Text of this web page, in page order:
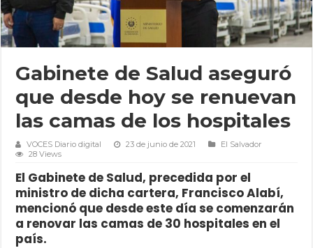
Gabinete de Salud aseguró
que desde hoy se renuevan
las camas de los hospitales
VOCES Diario digital 23 de junio de 2021
El Salvador
28 Views
El Gabinete de Salud, precedida por el
ministro de dicha cartera, Francisco Alabí,
mencionó que desde este día se comenzarán
a renovar las camas de 30 hospitales en el
país.